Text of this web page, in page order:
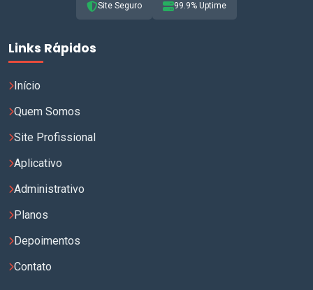
Site Seguro 99.9% Uptime
Links Rápidos
Início
Quem Somos
Site Profissional
Aplicativo
Administrativo
Planos
Depoimentos
Contato